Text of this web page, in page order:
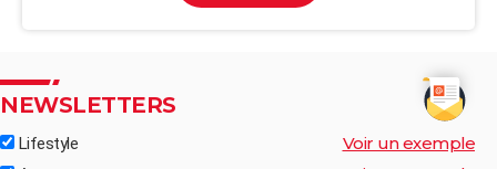
NEWSLETTERS
Lifestyle Voir un exemple